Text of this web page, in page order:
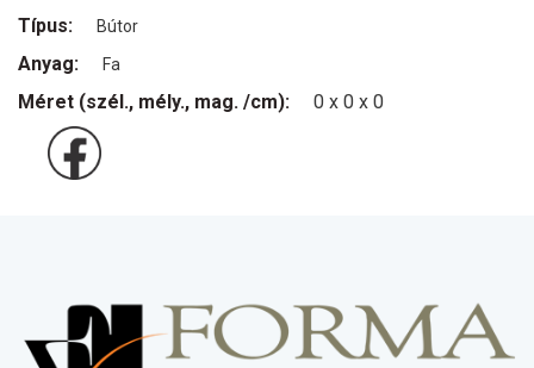
Típus: Bútor
Anyag: Fa
Méret (szél., mély., mag. /cm): 0 x 0 x 0